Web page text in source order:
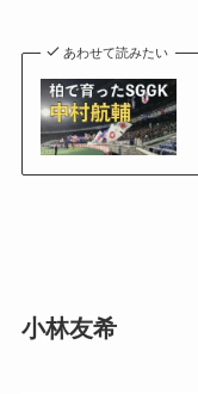
あわせて読みたい
小林友希